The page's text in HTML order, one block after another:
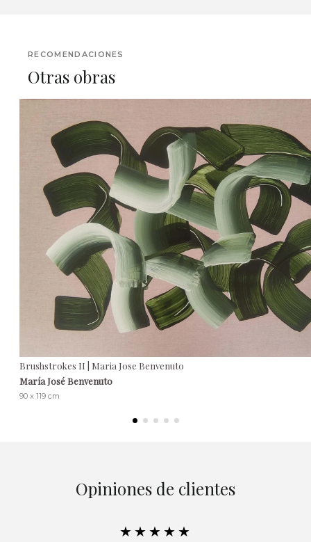
RECOMENDACIONES
Otras obras
Brushstrokes II | Maria Jose Benvenuto
María José Benvenuto
90 x 119 cm
Opiniones de clientes
★★★★★